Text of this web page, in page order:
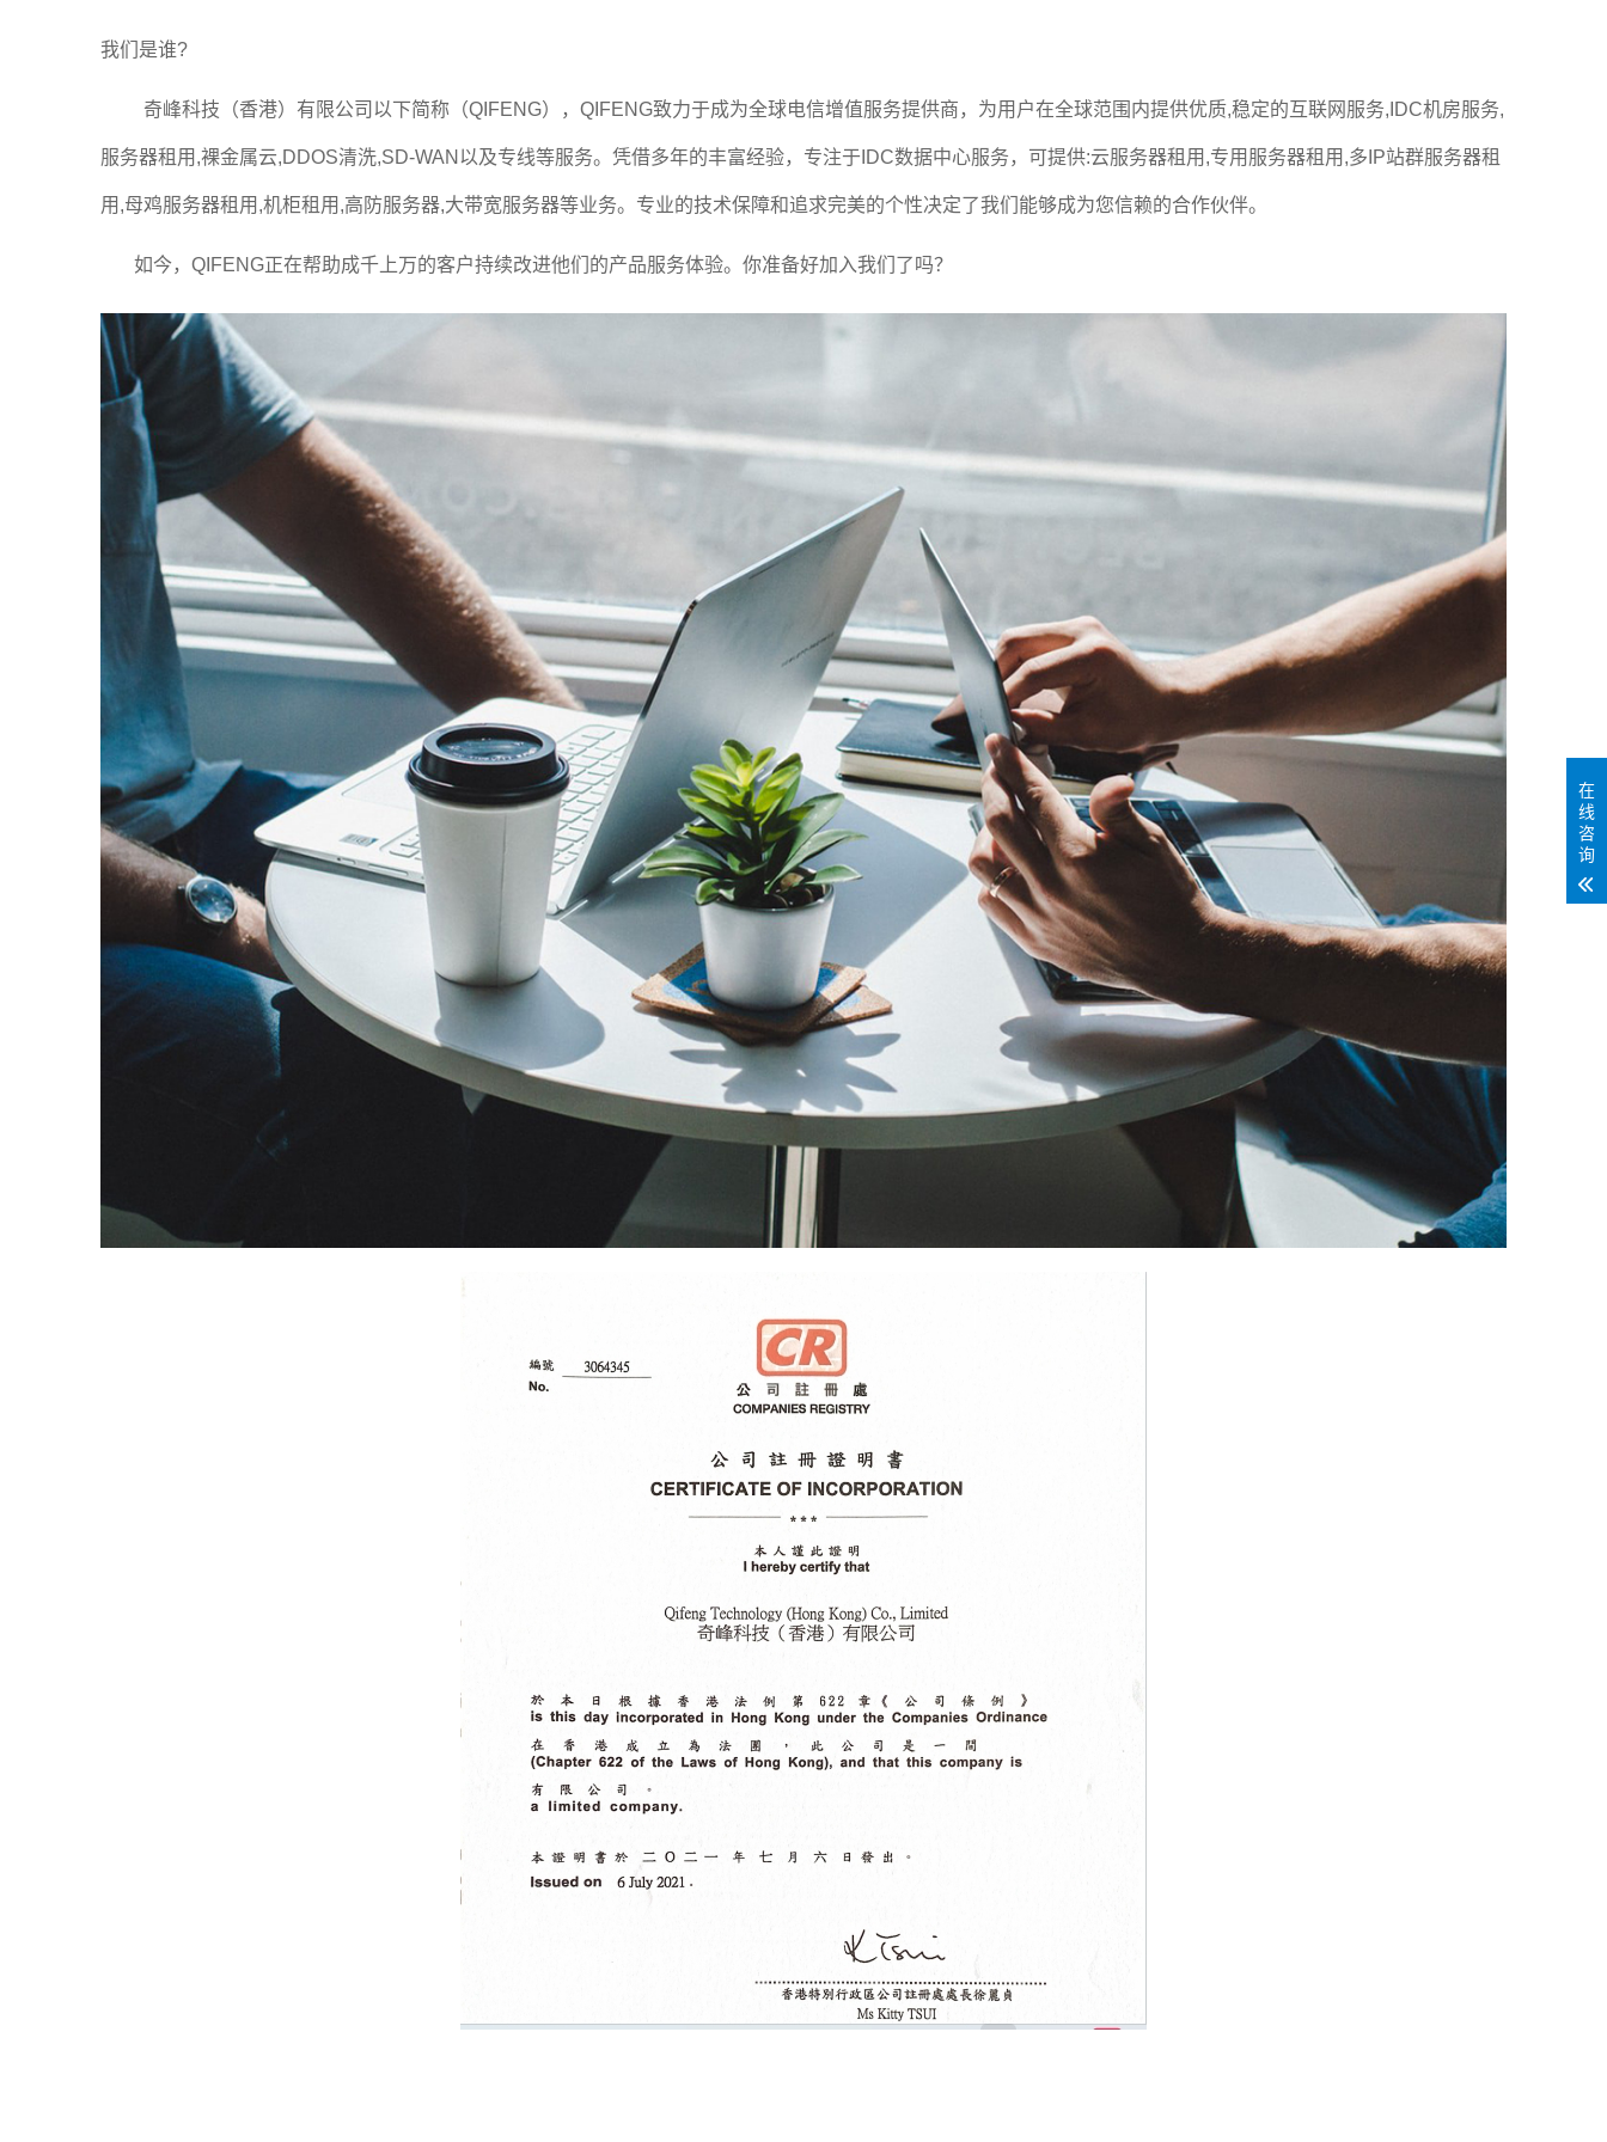
我们是谁?
奇峰科技（香港）有限公司以下简称（QIFENG），QIFENG致力于成为全球电信增值服务提供商，为用户在全球范围内提供优质,稳定的互联网服务,IDC机房服务,
服务器租用,裸金属云,DDOS清洗,SD-WAN以及专线等服务。凭借多年的丰富经验，专注于IDC数据中心服务，可提供:云服务器租用,专用服务器租用,多IP站群服务器租
用,母鸡服务器租用,机柜租用,高防服务器,大带宽服务器等业务。专业的技术保障和追求完美的个性决定了我们能够成为您信赖的合作伙伴。
如今，QIFENG正在帮助成千上万的客户持续改进他们的产品服务体验。你准备好加入我们了吗？
在
线
咨
询